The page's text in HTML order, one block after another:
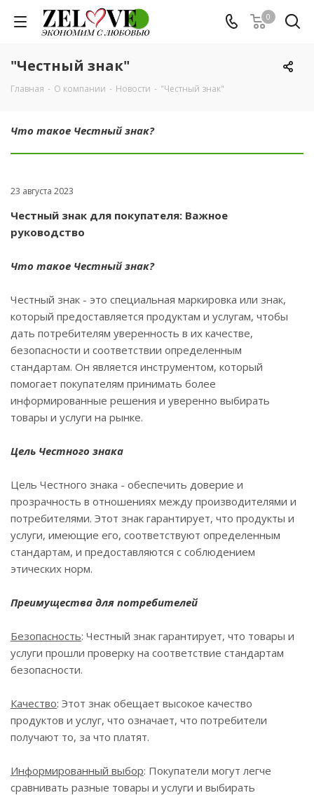
0
"Честный знак"
Главная - О компании - Новости - "Честный знак"
Что такое Честный знак?
23 августа 2023
Честный знак для покупателя: Важное
руководство
Что такое Честный знак?
Честный знак - это специальная маркировка или знак,
который предоставляется продуктам и услугам, чтобы
дать потребителям уверенность в их качестве,
безопасности и соответствии определенным
стандартам. Он является инструментом, который
помогает покупателям принимать более
информированные решения и уверенно выбирать
товары и услуги на рынке.
Цель Честного знака
Цель Честного знака - обеспечить доверие и
прозрачность в отношениях между производителями и
потребителями. Этот знак гарантирует, что продукты и
услуги, имеющие его, соответствуют определенным
стандартам, и предоставляются с соблюдением
этических норм.
Преимущества для потребителей
Безопасность: Честный знак гарантирует, что товары и
услуги прошли проверку на соответствие стандартам
безопасности.
Качество: Этот знак обещает высокое качество
продуктов и услуг, что означает, что потребители
получают то, за что платят.
Информированный выбор: Покупатели могут легче
сравнивать разные товары и услуги и выбирать